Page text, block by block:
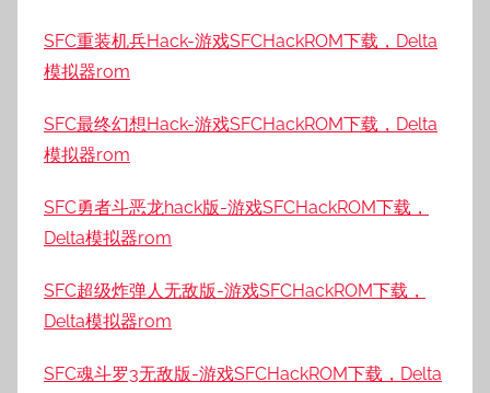
SFC重装机兵Hack-游戏SFCHackROM下载，Delta
模拟器rom
SFC最终幻想Hack-游戏SFCHackROM下载，Delta
模拟器rom
SFC勇者斗恶龙hack版-游戏SFCHackROM下载，
Delta模拟器rom
SFC超级炸弹人无敌版-游戏SFCHackROM下载，
Delta模拟器rom
SFC魂斗罗3无敌版-游戏SFCHackROM下载，Delta